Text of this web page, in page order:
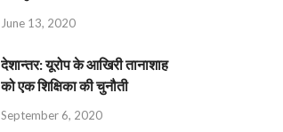
June 13, 2020
देशान्‍तर: यूरोप के आखिरी तानाशाह
को एक शिक्षिका की चुनौती
September 6, 2020